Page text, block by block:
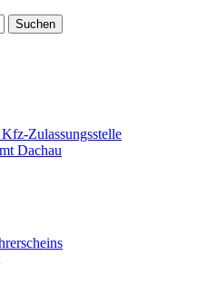
Suchen
Zulassungsstelle
Dachau